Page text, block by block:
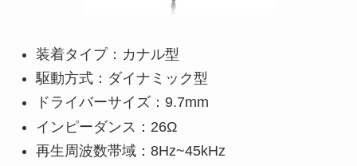
装着タイプ：カナル型
駆動方式：ダイナミック型
ドライバーサイズ：9.7mm
インピーダンス：26Ω
再生周波数帯域：8Hz~45kHz